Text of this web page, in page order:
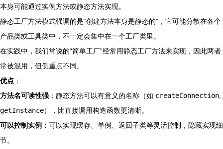
本身可能通过实例方法或静态方法实现。
静态工厂方法模式强调的是“创建方法本身是静态的”，它可能分散在各个
产品类或工具类中，不一定会集中在一个工厂类里。
在实践中，我们常说的“简单工厂”经常用静态工厂方法来实现，因此两者
常被混用，但侧重点不同。
优点 ：
方法名可读性强 ：静态方法可以有意义的名称（如 createConnection
getInstance），比直接调用构造函数更清晰。
可以控制实例 ：可以实现缓存、单例、返回子类等灵活控制，隐藏实现细
节。